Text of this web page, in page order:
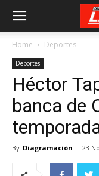
Home Deportes
Deportes
Héctor
banca de
By Diagramación - 23